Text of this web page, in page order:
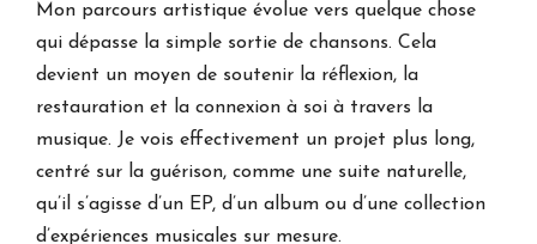
Mon parcours artistique évolue vers quelque chose
qui dépasse la simple sortie de chansons. Cela
devient un moyen de soutenir la réflexion, la
restauration et la connexion à soi à travers la
musique. Je vois effectivement un projet plus long,
centré sur la guérison, comme une suite naturelle,
qu’il s’agisse d’un EP, d’un album ou d’une collection
d’expériences musicales sur mesure.